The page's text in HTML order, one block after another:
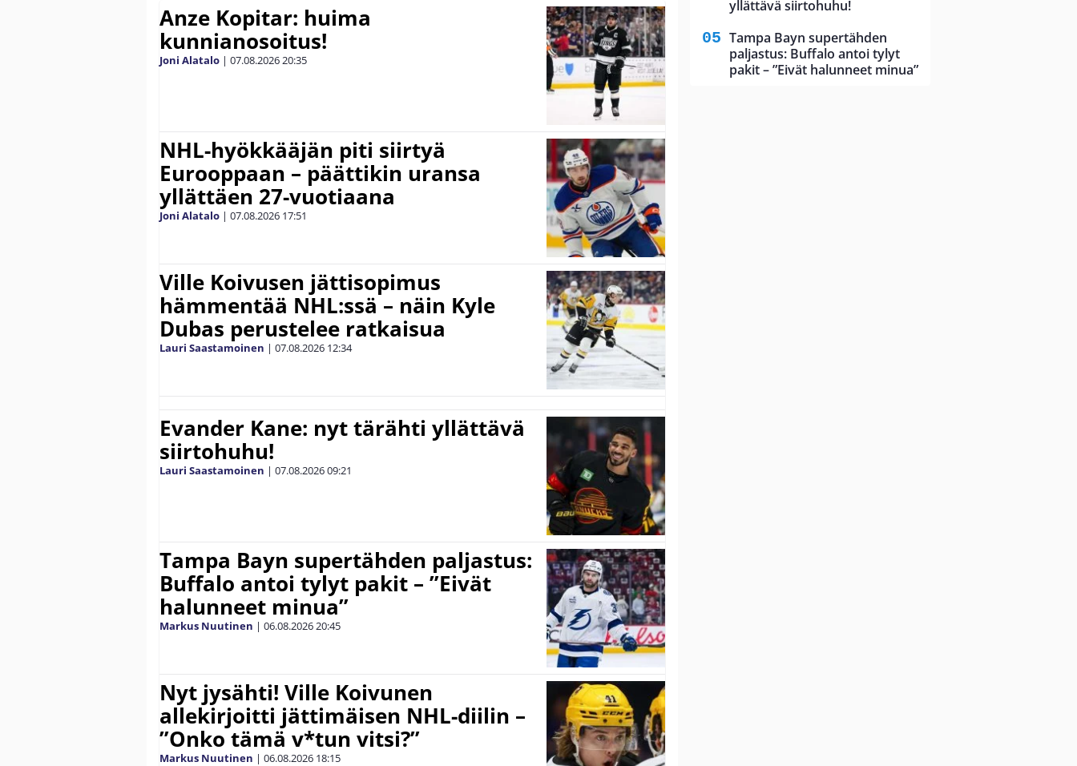
Anze Kopitar: huima
kunnianosoitus!
Joni Alatalo | 07.08.202620:35
NHL-hyökkääjän piti siirtyä
Eurooppaan – päättikin uransa
yllättäen 27-vuotiaana
Joni Alatalo | 07.08.2026 17:51
Ville Koivusen jättisopimus
hämmentää NHL:ssä – näin Kyle
Dubas perustelee ratkaisua
Lauri Saastamoinen | 07.08.2026 12:34
Evander Kane: nyt tärähti yllättävä
siirtohuhu!
Lauri Saastamoinen | 07.08.202609:21
Tampa Bayn supertähden paljastus:
Buffalo antoi tylyt pakit – ”Eivät
halunneet minua”
Markus Nuutinen | 06.08.202620:45
Nyt jysähti! Ville Koivunen
allekirjoitti jättimäisen NHL-diilin –
”Onko tämä v*tun vitsi?”
Markus Nuutinen | 06.08.2026 18:15
yllättävä siirtohuhu!
Tampa Bayn supertähden
paljastus: Buffalo antoi tylyt
pakit – ”Eivät halunneet minua”